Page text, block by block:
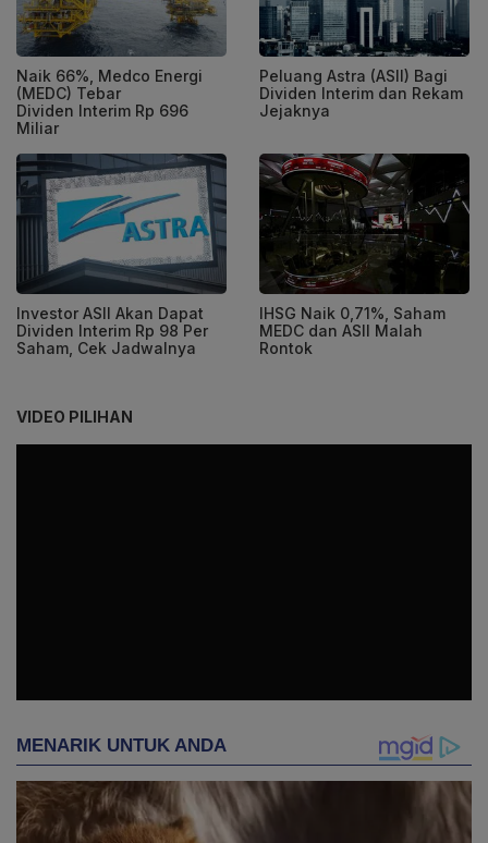
Naik 66%, Medco Energi
(MEDC) Tebar
Dividen Interim Rp 696
Miliar
Peluang Astra (ASII) Bagi
Dividen Interim dan Rekam
Jejaknya
Investor ASII Akan Dapat
Dividen Interim Rp 98 Per
Saham, Cek Jadwalnya
IHSG Naik 0,71%, Saham
MEDC dan ASII Malah
Rontok
VIDEO PILIHAN